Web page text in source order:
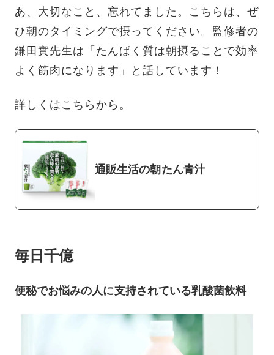
あ、大切なこと、忘れてました。こちらは、ぜ
ひ朝のタイミングで摂ってください。監修者の
鎌田實先生は「たんぱく質は朝摂ることで効率
よく筋肉になります」と話しています！
詳しくはこちらから。
通販生活の朝たん青汁
毎日千億
便秘でお悩みの人に支持されている乳酸菌飲料